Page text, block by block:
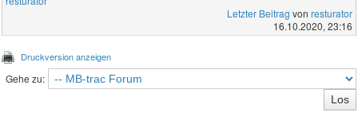
Letzter Beitrag von resturator
16.10.2020, 23:16
Druckversion anzeigen
Gehe zu: